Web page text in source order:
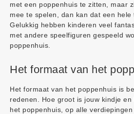
met een poppenhuis te zitten, maar
mee te spelen, dan kan dat een hele
Gelukkig hebben kinderen veel
met andere speelfiguren gespeeld
poppenhuis.
Het formaat van het
Het formaat van het poppenhuis is
redenen. Hoe groot is jouw kindje
het poppenhuis, op alle